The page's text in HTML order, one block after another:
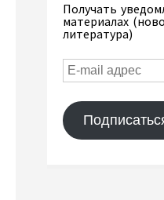
Получать
материалах
литература)